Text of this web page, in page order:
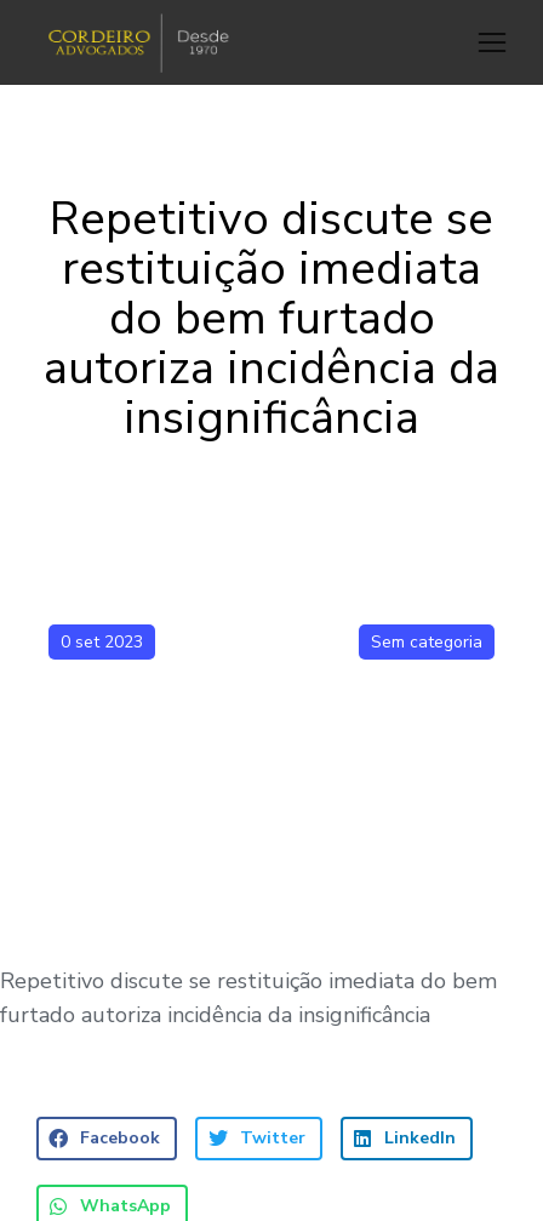
Repetitivo discute se
restituição imediata
do bem furtado
autoriza incidência da
insignificância
0 set 2023 Sem categoria
Repetitivo discute se restituição imediata do bem
furtado autoriza incidência da insignificância
Facebook Twitter LinkedIn
WhatsApp